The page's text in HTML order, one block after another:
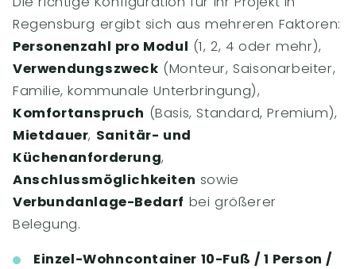
Regensburg ergibt sich aus mehreren Faktoren:
Personenzahl pro Modul (1, 2, 4 oder mehr),
Verwendungszweck (Monteur, Saisonarbeiter,
Familie, kommunale Unterbringung),
Komfortanspruch (Basis, Standard, Premium),
Mietdauer, Sanitär- und
Küchenanforderung,
Anschlussmöglichkeiten sowie
Verbundanlage-Bedarf bei größerer
Belegung.
Einzel-Wohncontainer 10-Fuß / 1 Person /